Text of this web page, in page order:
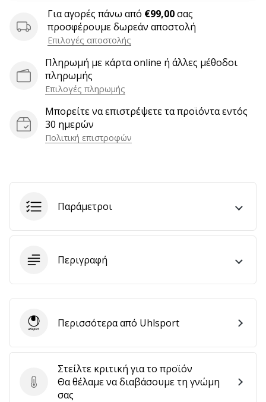
μάρκας
χάντμπολ
Είσαι
λάτρης
χάντμπολ
όπως
εμείς;
της
μάρκας
μας
Εμφάνιση
Για αγορές πάνω από €99,00σας
προσφέρουμε δωρεάν αποστολή
Επιλογές αποστολής
Πληρωμή με κάρτα online ή άλλες μέθοδοι
πληρωμής
Επιλογές πληρωμής
Μπορείτε να επιστρέψετε τα προϊόντα εντός
30 ημερών
Πολιτική επιστροφών
Παράμετροι
Περιγραφή
Στείλτε κριτική για το προϊόν
Στείλτε κριτική για το προϊόν
Θα θέλαμε να διαβάσουμε τη γνώμη
σας
UhlsportΠερισσότερα από Uhlsport